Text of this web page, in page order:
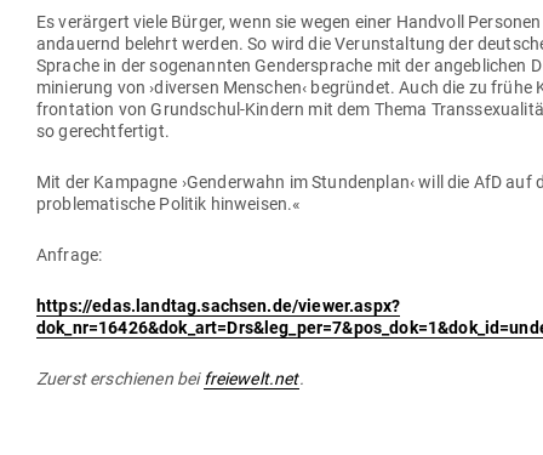
Es ver­ärgert viele Bürger, wenn sie wegen einer Handvoll Per­sonen
andauernd belehrt werden. So wird die Ver­un­staltung der
Sprache in der soge­nannten Gen­der­sprache mit der angeb­lichen
mi­nierung von ›diversen Men­schen‹ begründet. Auch die zu frühe
fron­tation von Grund­schul-Kindern mit dem Thema
so gerechtfertigt.
Mit der Kam­pagne ›Gen­derwahn im Stun­denplan‹ will die AfD auf
pro­ble­ma­tische Politik hinweisen.«
Anfrage:
https://edas.landtag.sachsen.de/viewer.aspx?
Zuerst erschienen beifreiewelt.net.